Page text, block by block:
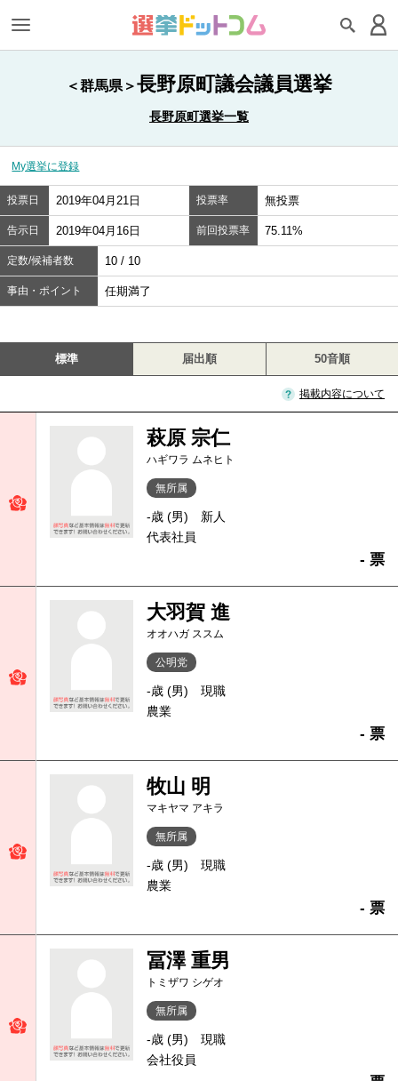
＜群馬県＞長野原町議会議員選挙
長野原町選挙一覧
My選挙に登録
投票日 2019年04月21日 投票率 無投票
告示日 2019年04月16日 前回投票率 75.11%
定数/候補者数 10 / 10
事由・ポイント 任期満了
標準 届出順 50音順
掲載内容について
萩原 宗仁
ハギワラ ムネヒト
無所属
-歳 (男)
新人
代表社員
- 票
大羽賀 進
オオハガ ススム
公明党
-歳 (男)
現職
農業
- 票
牧山 明
マキヤマ アキラ
無所属
-歳 (男)
現職
農業
- 票
冨澤 重男
トミザワ シゲオ
無所属
-歳 (男)
現職
会社役員